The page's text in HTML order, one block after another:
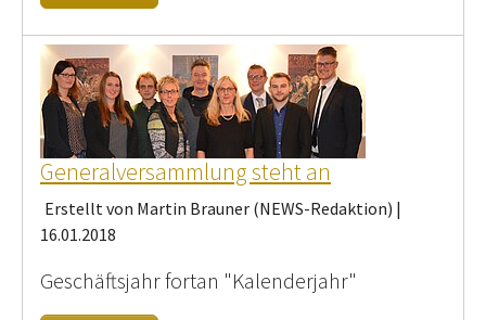
Generalversammlung steht an
Erstellt von Martin Brauner (NEWS-Redaktion) |
16.01.2018
Geschäftsjahr fortan "Kalenderjahr"